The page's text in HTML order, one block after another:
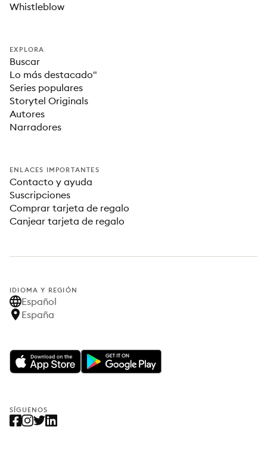
Whistleblow
EXPLORA
Buscar
Lo más destacado"
Series populares
Storytel Originals
Autores
Narradores
ENLACES IMPORTANTES
Contacto y ayuda
Suscripciones
Comprar tarjeta de regalo
Canjear tarjeta de regalo
IDIOMA Y REGIÓN
Español
España
SÍGUENOS